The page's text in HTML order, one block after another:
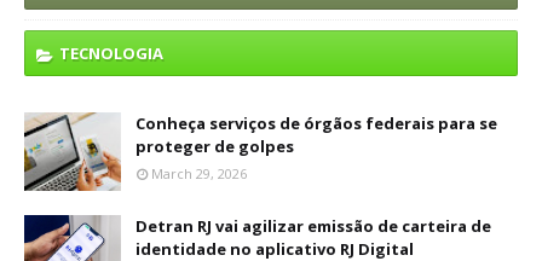
TECNOLOGIA
Conheça serviços de órgãos federais para se
proteger de golpes
March 29, 2026
Detran RJ vai agilizar emissão de carteira de
identidade no aplicativo RJ Digital